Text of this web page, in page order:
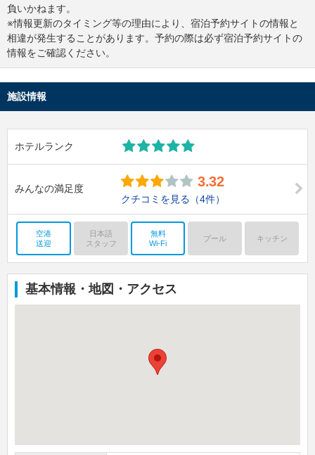
負いかねます。
※情報更新のタイミング等の理由により、宿泊予約サイトの情報と
相違が発生することがあります。予約の際は必ず宿泊予約サイトの
情報をご確認ください。
施設情報
ホテルランク
みんなの満足度 3.32
クチコミを見る （4件）
空港
送迎
日本語
スタッフ
無料
Wi-Fi
プール キッチン
基本情報・地図・アクセス